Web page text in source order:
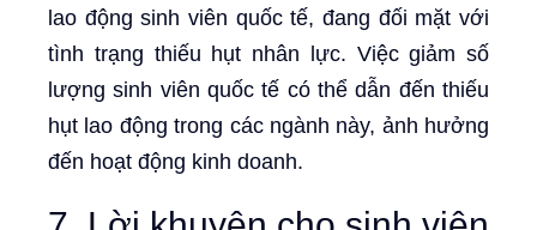
lao động sinh viên quốc tế, đang đối mặt với
tình trạng thiếu hụt nhân lực. Việc giảm số
lượng sinh viên quốc tế có thể dẫn đến thiếu
hụt lao động trong các ngành này, ảnh hưởng
đến hoạt động kinh doanh.